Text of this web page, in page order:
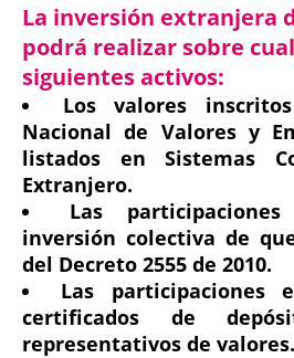
La inversión extranjera
podrá realizar sobre
siguientes activos:
Los valores
Nacional de Valores y
listados en Sistemas
Extranjero.
Las
inversión colectiva de
del Decreto 2555 de 2010.
Las participaciones
certificados de
representativos de valores.